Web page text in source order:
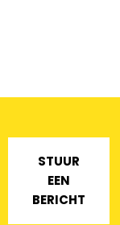
STUUR
EEN
BERICHT